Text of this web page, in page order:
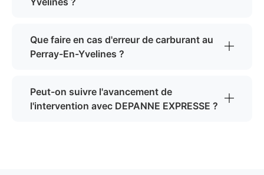
Que faire en cas d'erreur de carburant au
Perray-En-Yvelines ?
Peut-on suivre l'avancement de
l'intervention avec DEPANNE EXPRESSE ?